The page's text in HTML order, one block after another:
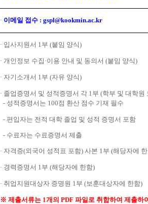
· 이메일 접수 : gspl@kookmin.ac.kr
· 입사지원서 1부 (붙임 양식)
· 개인정보 수집 ·이용 안내 및 동의서 (붙임 양식)
· 자기소개서 1부 (자유 양식)
· 졸업증명서 및 성적증명서 각 1부 (학부 및 대학원
- 성적증명서는 100점 환산 점수 기재 필수
- 편입자는 전적 대학 졸업 및 성적 증명서 포함
- 수료자는 수료증명서 제출
· 자격증(외국어 성적표 포함) 사본 1부 (해당자에
· 경력증명서 1부 (해당자에 한함)
· 취업지원대상자 증명원 1부 (보훈대상자에 한함)
※ 제출서류는 1개의 PDF 파일로 취합하여 제출하